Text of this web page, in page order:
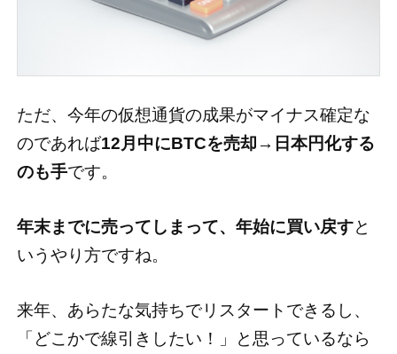
ただ、今年の仮想通貨の成果がマイナス確定な
のであれば12月中にBTCを売却→日本円化する
のも手です。
年末までに売ってしまって、年始に買い戻すと
いうやり方ですね。
来年、あらたな気持ちでリスタートできるし、
「どこかで線引きしたい！」と思っているなら